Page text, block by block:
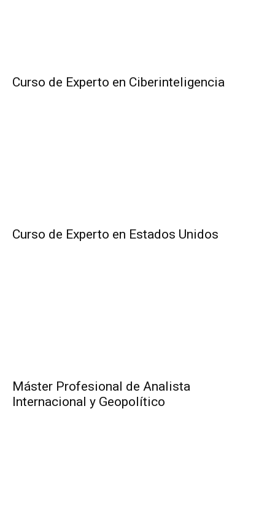
Curso de Experto en Ciberinteligencia
Curso de Experto en Estados Unidos
Máster Profesional de Analista
Internacional y Geopolítico